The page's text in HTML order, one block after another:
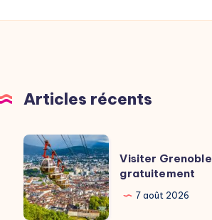
Articles récents
Visiter
Grenoble
gratuitement
Visiter Grenoble
gratuitement
7 août 2026